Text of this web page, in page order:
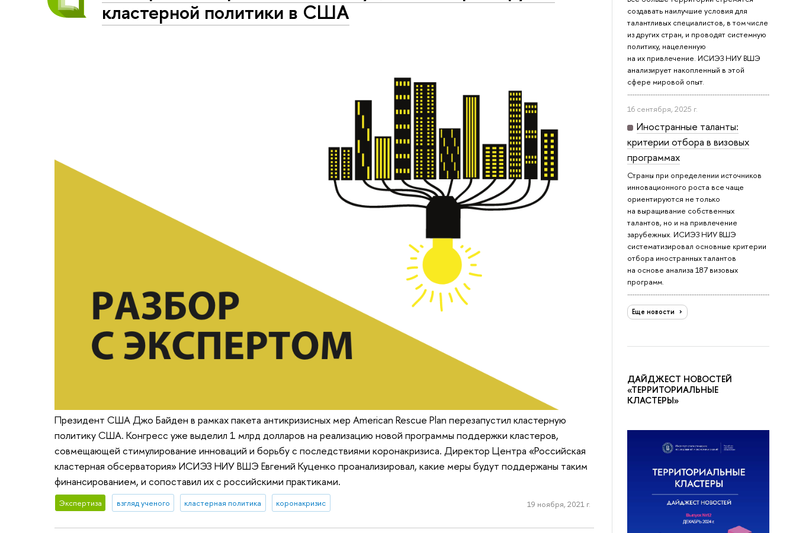
создавать наилучшие условия для
талантливых специалистов, в том числе
из других стран, и проводят системную
политику, нацеленную
на их привлечение. ИСИЭЗ НИУ ВШЭ
анализирует накопленный в этой
сфере мировой опыт.
16 сентября, 2025 г.
Иностранные таланты:
критерии отбора в визовых
программах
Страны при определении источников
инновационного роста все чаще
ориентируются не только
на выращивание собственных
талантов, но и на привлечение
зарубежных. ИСИЭЗ НИУ ВШЭ
систематизировал основные критерии
отбора иностранных талантов
на основе анализа 187 визовых
программ.
Еще новости
ДАЙДЖЕСТ НОВОСТЕЙ
«ТЕРРИТОРИАЛЬНЫЕ
КЛАСТЕРЫ»
кластерной политики в США
Президент США Джо Байден в рамках пакета антикризисных мер American Rescue Plan перезапустил кластерную
политику США. Конгресс уже выделил 1 млрд долларов на реализацию новой программы поддержки кластеров,
совмещающей стимулирование инноваций и борьбу с последствиями коронакризиса. Директор Центра «Российская
кластерная обсерватория» ИСИЭЗ НИУ ВШЭ Евгений Куценко проанализировал, какие меры будут поддержаны таким
финансированием, и сопоставил их с российскими практиками.
Экспертиза взгляд ученого кластерная политика коронакризис 19 ноября, 2021 г.